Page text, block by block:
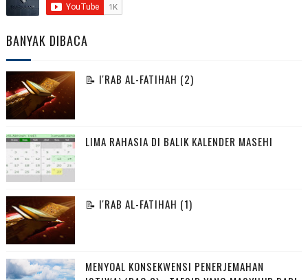
BANYAK DIBACA
📝 I'RAB AL-FATIHAH (2)
LIMA RAHASIA DI BALIK KALENDER MASEHI
📝 I'RAB AL-FATIHAH (1)
MENYOAL KONSEKWENSI PENERJEMAHAN